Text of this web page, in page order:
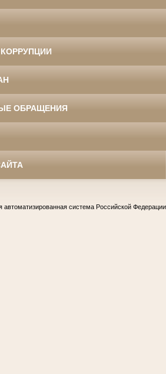
ОБРАЩЕНИЯ
автоматизированная система Российской